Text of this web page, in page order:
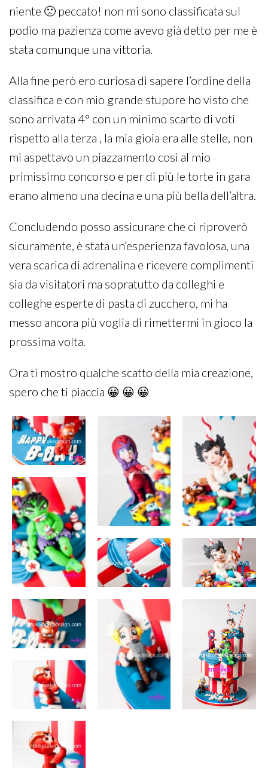
niente 🙁 peccato! non mi sono classificata sul
podio ma pazienza come avevo già detto per me è
stata comunque una vittoria.
Alla fine però ero curiosa di sapere l’ordine della
classifica e con mio grande stupore ho visto che
sono arrivata 4° con un minimo scarto di voti
rispetto alla terza , la mia gioia era alle stelle, non
mi aspettavo un piazzamento così al mio
primissimo concorso e per di più le torte in gara
erano almeno una decina e una più bella dell’altra.
Concludendo posso assicurare che ci riproverò
sicuramente, è stata un’esperienza favolosa, una
vera scarica di adrenalina e ricevere complimenti
sia da visitatori ma sopratutto da colleghi e
colleghe esperte di pasta di zucchero, mi ha
messo ancora più voglia di rimettermi in gioco la
prossima volta.
Ora ti mostro qualche scatto della mia creazione,
spero che ti piaccia 😀 😀 😀